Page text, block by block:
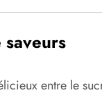
entre le